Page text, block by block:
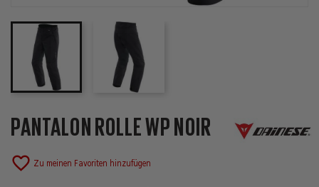
PANTALON ROLLE WP NOIR
favorite_border Zu meinen Favoriten hinzufügen